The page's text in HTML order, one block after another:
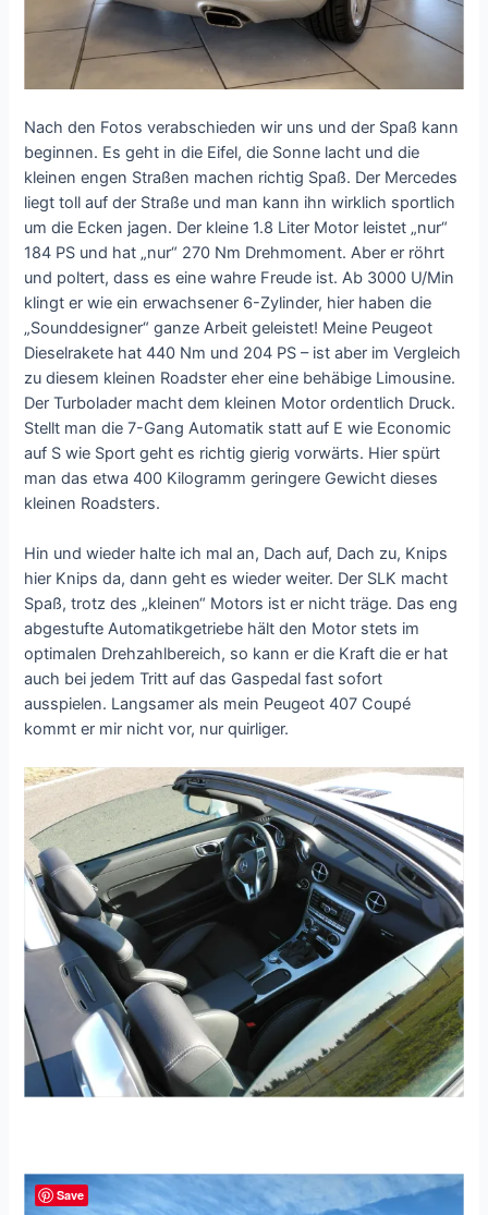
Nach den Fotos verabschieden wir uns und der Spaß kann
beginnen. Es geht in die Eifel, die Sonne lacht und die
kleinen engen Straßen machen richtig Spaß. Der Mercedes
liegt toll auf der Straße und man kann ihn wirklich sportlich
um die Ecken jagen. Der kleine 1.8 Liter Motor leistet „nur“
184 PS und hat „nur“ 270 Nm Drehmoment. Aber er röhrt
und poltert, dass es eine wahre Freude ist. Ab 3000 U/Min
klingt er wie ein erwachsener 6-Zylinder, hier haben die
„Sounddesigner“ ganze Arbeit geleistet! Meine Peugeot
Dieselrakete hat 440 Nm und 204 PS – ist aber im Vergleich
zu diesem kleinen Roadster eher eine behäbige Limousine.
Der Turbolader macht dem kleinen Motor ordentlich Druck.
Stellt man die 7-Gang Automatik statt auf E wie Economic
auf S wie Sport geht es richtig gierig vorwärts. Hier spürt
man das etwa 400 Kilogramm geringere Gewicht dieses
kleinen Roadsters.
Hin und wieder halte ich mal an, Dach auf, Dach zu, Knips
hier Knips da, dann geht es wieder weiter. Der SLK macht
Spaß, trotz des „kleinen“ Motors ist er nicht träge. Das eng
abgestufte Automatikgetriebe hält den Motor stets im
optimalen Drehzahlbereich, so kann er die Kraft die er hat
auch bei jedem Tritt auf das Gaspedal fast sofort
ausspielen. Langsamer als mein Peugeot 407 Coupé
kommt er mir nicht vor, nur quirliger.
Save